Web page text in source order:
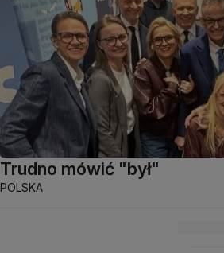
Trudno mówić "był"
POLSKA